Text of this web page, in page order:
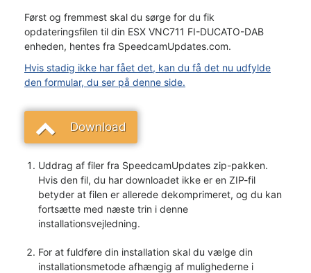
Først og fremmest skal du sørge for du fik
opdateringsfilen til din ESX VNC711 FI-DUCATO-DAB
enheden, hentes fra SpeedcamUpdates.com.
Hvis stadig ikke har fået det, kan du få det nu udfylde
den formular, du ser på denne side.
Download
Uddrag af filer fra SpeedcamUpdates zip-pakken.
Hvis den fil, du har downloadet ikke er en ZIP-fil
betyder at filen er allerede dekomprimeret, og du kan
fortsætte med næste trin i denne
installationsvejledning.
For at fuldføre din installation skal du vælge din
installationsmetode afhængig af mulighederne i